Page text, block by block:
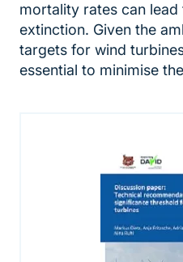
mortality rates can
extinction. Given the
targets for wind
essential to minimise